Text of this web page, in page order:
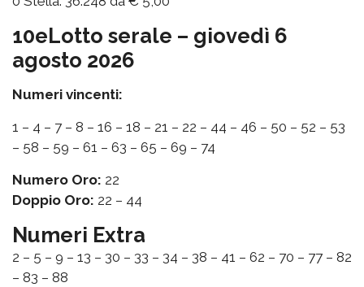
10eLotto serale – giovedì 6
agosto 2026
Numeri vincenti:
1 – 4 – 7 – 8 – 16 – 18 – 21 – 22 – 44 – 46 – 50 – 52 – 53
– 58 – 59 – 61 – 63 – 65 – 69 – 74
Numero Oro: 22
Doppio Oro: 22 – 44
Numeri Extra
2 – 5 – 9 – 13 – 30 – 33 – 34 – 38 – 41 – 62 – 70 – 77 – 82
– 83 – 88